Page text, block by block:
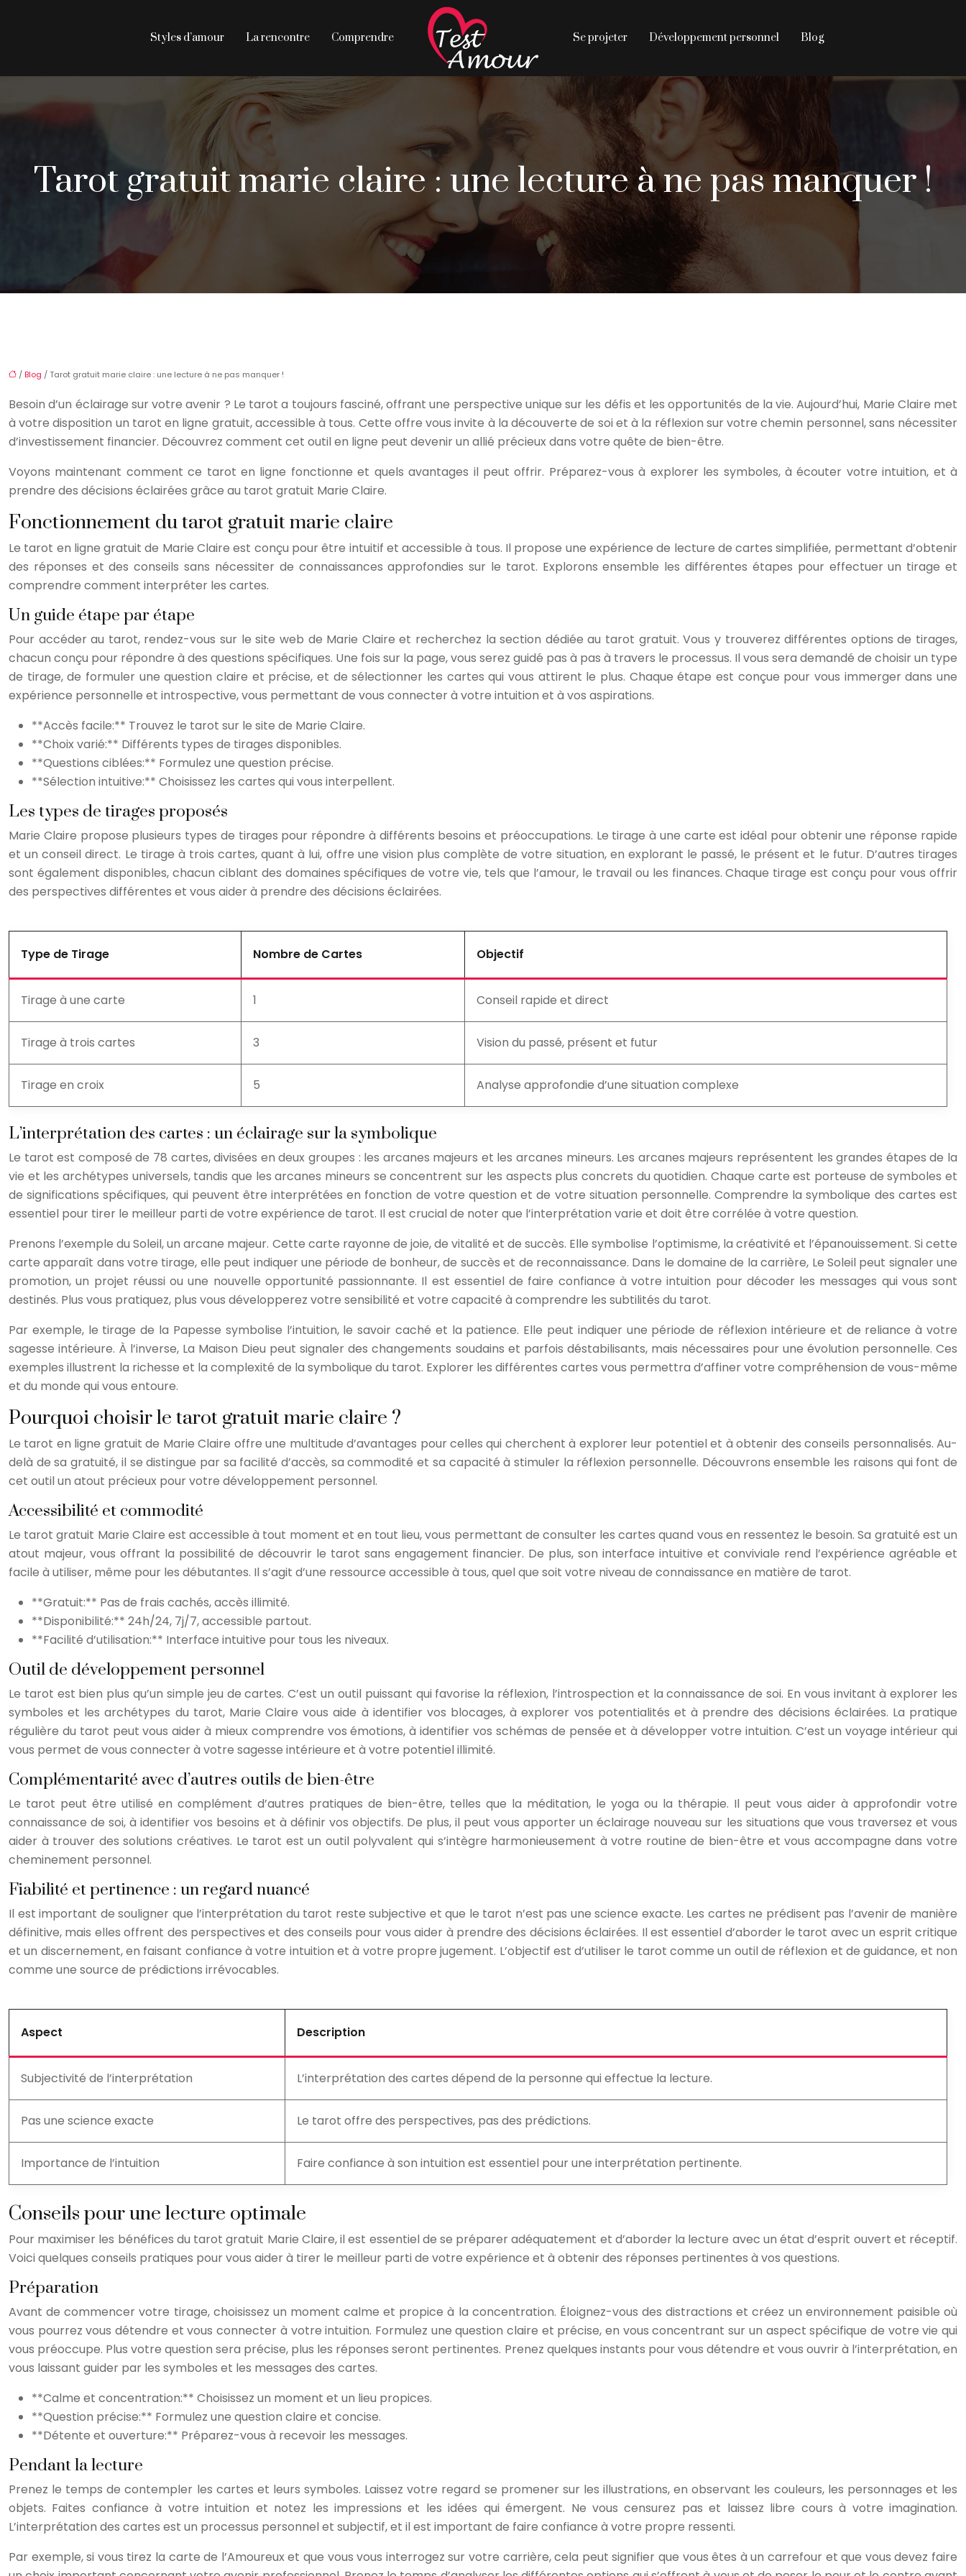
Comprendre
La rencontre
Styles d’amour Se projeter Développement personnel Blog
Tarot gratuit marie claire : une lecture à ne pas manquer !
/ Blog / Tarot gratuit marie claire : une lecture à ne pas manquer !
Besoin d’un éclairage sur votre avenir ? Le tarot a toujours fasciné, offrant une perspective unique sur les défis et les opportunités de la vie. Aujourd’hui, Marie Claire met
à votre disposition un tarot en ligne gratuit, accessible à tous. Cette offre vous invite à la découverte de soi et à la réflexion sur votre chemin personnel, sans nécessiter
d’investissement financier. Découvrez comment cet outil en ligne peut devenir un allié précieux dans votre quête de bien-être.
Voyons maintenant comment ce tarot en ligne fonctionne et quels avantages il peut offrir. Préparez-vous à explorer les symboles, à écouter votre intuition, et à
prendre des décisions éclairées grâce au tarot gratuit Marie Claire.
Fonctionnement du tarot gratuit marie claire
Le tarot en ligne gratuit de Marie Claire est conçu pour être intuitif et accessible à tous. Il propose une expérience de lecture de cartes simplifiée, permettant d’obtenir
des réponses et des conseils sans nécessiter de connaissances approfondies sur le tarot. Explorons ensemble les différentes étapes pour effectuer un tirage et
comprendre comment interpréter les cartes.
Un guide étape par étape
Pour accéder au tarot, rendez-vous sur le site web de Marie Claire et recherchez la section dédiée au tarot gratuit. Vous y trouverez différentes options de tirages,
chacun conçu pour répondre à des questions spécifiques. Une fois sur la page, vous serez guidé pas à pas à travers le processus. Il vous sera demandé de choisir un type
de tirage, de formuler une question claire et précise, et de sélectionner les cartes qui vous attirent le plus. Chaque étape est conçue pour vous immerger dans une
expérience personnelle et introspective, vous permettant de vous connecter à votre intuition et à vos aspirations.
**Accès facile:** Trouvez le tarot sur le site de Marie Claire.
**Choix varié:** Différents types de tirages disponibles.
**Questions ciblées:** Formulez une question précise.
**Sélection intuitive:** Choisissez les cartes qui vous interpellent.
Les types de tirages proposés
Marie Claire propose plusieurs types de tirages pour répondre à différents besoins et préoccupations. Le tirage à une carte est idéal pour obtenir une réponse rapide
et un conseil direct. Le tirage à trois cartes, quant à lui, offre une vision plus complète de votre situation, en explorant le passé, le présent et le futur. D’autres tirages
sont également disponibles, chacun ciblant des domaines spécifiques de votre vie, tels que l’amour, le travail ou les finances. Chaque tirage est conçu pour vous offrir
des perspectives différentes et vous aider à prendre des décisions éclairées.
Type de Tirage Nombre de Cartes Objectif
Tirage à une carte 1 Conseil rapide et direct
Tirage à trois cartes 3 Vision du passé, présent et futur
Tirage en croix 5 Analyse approfondie d’une situation complexe
L’interprétation des cartes : un éclairage sur la symbolique
Le tarot est composé de 78 cartes, divisées en deux groupes : les arcanes majeurs et les arcanes mineurs. Les arcanes majeurs représentent les grandes étapes de la
vie et les archétypes universels, tandis que les arcanes mineurs se concentrent sur les aspects plus concrets du quotidien. Chaque carte est porteuse de symboles et
de significations spécifiques, qui peuvent être interprétées en fonction de votre question et de votre situation personnelle. Comprendre la symbolique des cartes est
essentiel pour tirer le meilleur parti de votre expérience de tarot. Il est crucial de noter que l’interprétation varie et doit être corrélée à votre question.
Prenons l’exemple du Soleil, un arcane majeur. Cette carte rayonne de joie, de vitalité et de succès. Elle symbolise l’optimisme, la créativité et l’épanouissement. Si cette
carte apparaît dans votre tirage, elle peut indiquer une période de bonheur, de succès et de reconnaissance. Dans le domaine de la carrière, Le Soleil peut signaler une
promotion, un projet réussi ou une nouvelle opportunité passionnante. Il est essentiel de faire confiance à votre intuition pour décoder les messages qui vous sont
destinés. Plus vous pratiquez, plus vous développerez votre sensibilité et votre capacité à comprendre les subtilités du tarot.
Par exemple, le tirage de la Papesse symbolise l’intuition, le savoir caché et la patience. Elle peut indiquer une période de réflexion intérieure et de reliance à votre
sagesse intérieure. À l’inverse, La Maison Dieu peut signaler des changements soudains et parfois déstabilisants, mais nécessaires pour une évolution personnelle. Ces
exemples illustrent la richesse et la complexité de la symbolique du tarot. Explorer les différentes cartes vous permettra d’affiner votre compréhension de vous-même
et du monde qui vous entoure.
Pourquoi choisir le tarot gratuit marie claire ?
Le tarot en ligne gratuit de Marie Claire offre une multitude d’avantages pour celles qui cherchent à explorer leur potentiel et à obtenir des conseils personnalisés. Au-
delà de sa gratuité, il se distingue par sa facilité d’accès, sa commodité et sa capacité à stimuler la réflexion personnelle. Découvrons ensemble les raisons qui font de
cet outil un atout précieux pour votre développement personnel.
Accessibilité et commodité
Le tarot gratuit Marie Claire est accessible à tout moment et en tout lieu, vous permettant de consulter les cartes quand vous en ressentez le besoin. Sa gratuité est un
atout majeur, vous offrant la possibilité de découvrir le tarot sans engagement financier. De plus, son interface intuitive et conviviale rend l’expérience agréable et
facile à utiliser, même pour les débutantes. Il s’agit d’une ressource accessible à tous, quel que soit votre niveau de connaissance en matière de tarot.
**Gratuit:** Pas de frais cachés, accès illimité.
**Disponibilité:** 24h/24, 7j/7, accessible partout.
**Facilité d’utilisation:** Interface intuitive pour tous les niveaux.
Outil de développement personnel
Le tarot est bien plus qu’un simple jeu de cartes. C’est un outil puissant qui favorise la réflexion, l’introspection et la connaissance de soi. En vous invitant à explorer les
symboles et les archétypes du tarot, Marie Claire vous aide à identifier vos blocages, à explorer vos potentialités et à prendre des décisions éclairées. La pratique
régulière du tarot peut vous aider à mieux comprendre vos émotions, à identifier vos schémas de pensée et à développer votre intuition. C’est un voyage intérieur qui
vous permet de vous connecter à votre sagesse intérieure et à votre potentiel illimité.
Complémentarité avec d’autres outils de bien-être
Le tarot peut être utilisé en complément d’autres pratiques de bien-être, telles que la méditation, le yoga ou la thérapie. Il peut vous aider à approfondir votre
connaissance de soi, à identifier vos besoins et à définir vos objectifs. De plus, il peut vous apporter un éclairage nouveau sur les situations que vous traversez et vous
aider à trouver des solutions créatives. Le tarot est un outil polyvalent qui s’intègre harmonieusement à votre routine de bien-être et vous accompagne dans votre
cheminement personnel.
Fiabilité et pertinence : un regard nuancé
Il est important de souligner que l’interprétation du tarot reste subjective et que le tarot n’est pas une science exacte. Les cartes ne prédisent pas l’avenir de manière
définitive, mais elles offrent des perspectives et des conseils pour vous aider à prendre des décisions éclairées. Il est essentiel d’aborder le tarot avec un esprit critique
et un discernement, en faisant confiance à votre intuition et à votre propre jugement. L’objectif est d’utiliser le tarot comme un outil de réflexion et de guidance, et non
comme une source de prédictions irrévocables.
Aspect Description
Subjectivité de l’interprétation L’interprétation des cartes dépend de la personne qui effectue la lecture.
Pas une science exacte Le tarot offre des perspectives, pas des prédictions.
Importance de l’intuition Faire confiance à son intuition est essentiel pour une interprétation pertinente.
Conseils pour une lecture optimale
Pour maximiser les bénéfices du tarot gratuit Marie Claire, il est essentiel de se préparer adéquatement et d’aborder la lecture avec un état d’esprit ouvert et réceptif.
Voici quelques conseils pratiques pour vous aider à tirer le meilleur parti de votre expérience et à obtenir des réponses pertinentes à vos questions.
Préparation
Avant de commencer votre tirage, choisissez un moment calme et propice à la concentration. Éloignez-vous des distractions et créez un environnement paisible où
vous pourrez vous détendre et vous connecter à votre intuition. Formulez une question claire et précise, en vous concentrant sur un aspect spécifique de votre vie qui
vous préoccupe. Plus votre question sera précise, plus les réponses seront pertinentes. Prenez quelques instants pour vous détendre et vous ouvrir à l’interprétation, en
vous laissant guider par les symboles et les messages des cartes.
**Calme et concentration:** Choisissez un moment et un lieu propices.
**Question précise:** Formulez une question claire et concise.
**Détente et ouverture:** Préparez-vous à recevoir les messages.
Pendant la lecture
Prenez le temps de contempler les cartes et leurs symboles. Laissez votre regard se promener sur les illustrations, en observant les couleurs, les personnages et les
objets. Faites confiance à votre intuition et notez les impressions et les idées qui émergent. Ne vous censurez pas et laissez libre cours à votre imagination.
L’interprétation des cartes est un processus personnel et subjectif, et il est important de faire confiance à votre propre ressenti.
Par exemple, si vous tirez la carte de l’Amoureux et que vous vous interrogez sur votre carrière, cela peut signifier que vous êtes à un carrefour et que vous devez faire